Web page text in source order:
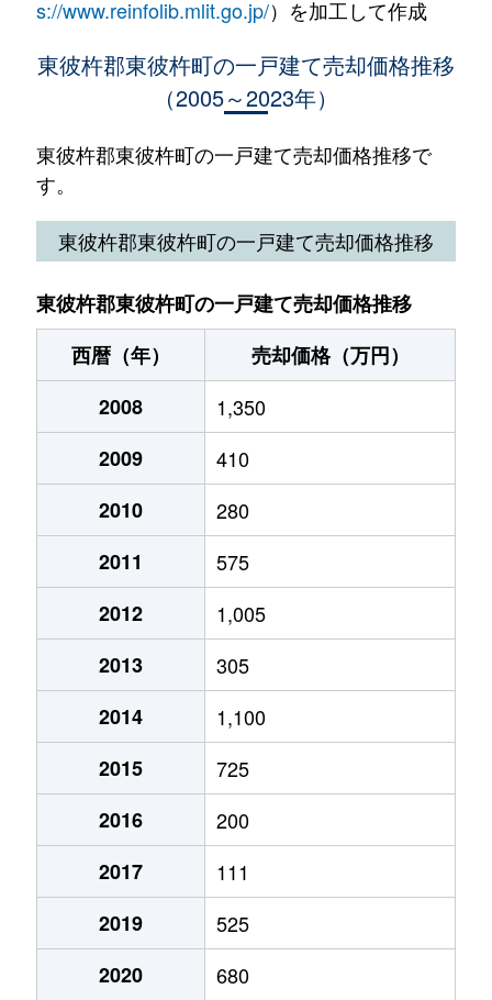
s://www.reinfolib.mlit.go.jp/）を加工して作成
東彼杵郡東彼杵町の一戸建て売却価格推移
（2005～2023年）
東彼杵郡東彼杵町の一戸建て売却価格推移で
す。
東彼杵郡東彼杵町の一戸建て売却価格推移
東彼杵郡東彼杵町の一戸建て売却価格推移
西暦（年）
売却価格（万円）
2008
1,350
2009
410
2010
280
2011
575
2012
1,005
2013
305
2014
1,100
2015
725
2016
200
2017
111
2019
525
2020
680